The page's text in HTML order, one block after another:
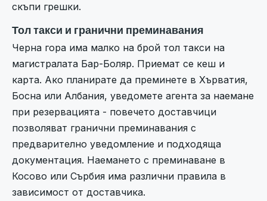
скъпи грешки.
Тол такси и гранични преминавания
Черна гора има малко на брой тол такси на
магистралата Бар-Боляр. Приемат се кеш и
карта. Ако планирате да преминете в Хърватия,
Босна или Албания, уведомете агента за наемане
при резервацията - повечето доставчици
позволяват гранични преминавания с
предварително уведомление и подходяща
документация. Наемането с преминаване в
Косово или Сърбия има различни правила в
зависимост от доставчика.